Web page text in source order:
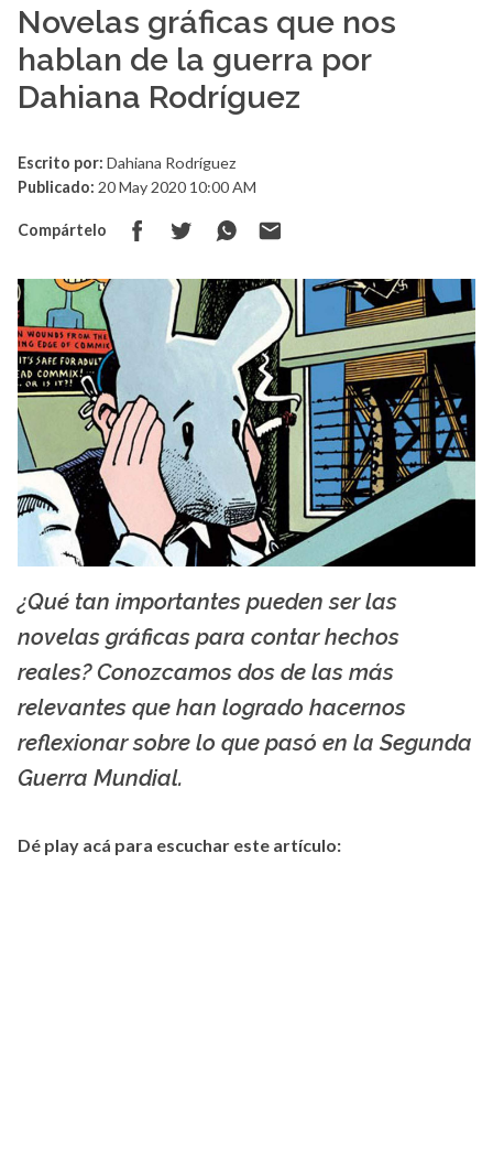
Novelas gráficas que nos
hablan de la guerra por
Dahiana Rodríguez
Escrito por: Dahiana Rodríguez
Publicado: 20 May 2020 10:00 AM
Compártelo
concreteplayground.com
¿Qué tan importantes pueden ser las
novelas gráficas para contar hechos
reales? Conozcamos dos de las más
relevantes que han logrado hacernos
reflexionar sobre lo que pasó en la Segunda
Guerra Mundial.
Dé play acá para escuchar este artículo: